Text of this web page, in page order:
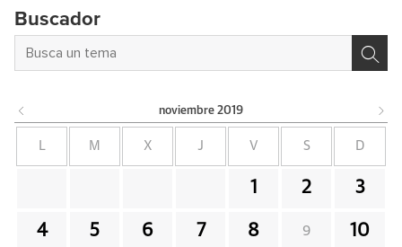
Buscador
noviembre 2019
L M X J V S D
1 2 3
4 5 6 7 8 9 10